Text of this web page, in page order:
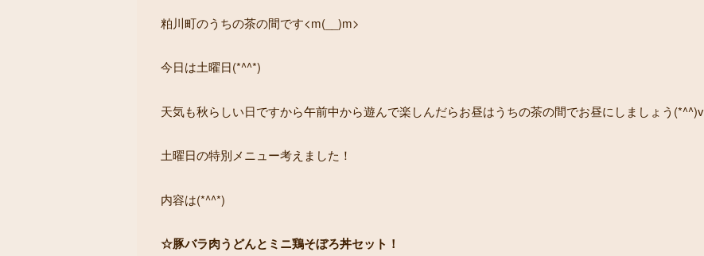
粕川町のうちの茶の間です<m(__)m>
今日は土曜日(*^^*)
天気も秋らしい日ですから午前中から遊んで楽しんだらお昼はうちの茶の間でお昼にしましょう(*^^)v
土曜日の特別メニュー考えました！
内容は(*^^*)
☆豚バラ肉うどんとミニ鶏そぼろ丼セット！